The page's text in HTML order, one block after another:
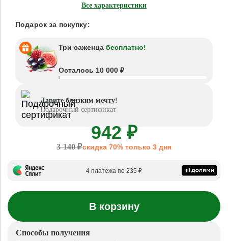
Все характеристики
Подарок за покупку:
Три саженца бесплатно!
Осталось 10 000 ₽
Дарите близким мечту!
Подарочный сертификат
942 ₽
3 140 ₽скидка 70% только 3 дня
4 платежа по 235 ₽
В корзину
Способы получения